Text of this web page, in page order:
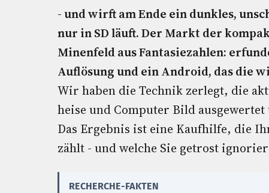
- und wirft am Ende ein dunkles,
nur in SD läuft. Der Markt der
Minenfeld aus Fantasiezahlen:
Auflösung und ein Android, das die
Wir haben die Technik zerlegt, die
heise und Computer Bild
Das Ergebnis ist eine Kaufhilfe, die
zählt - und welche Sie getrost
RECHERCHE-FAKTEN